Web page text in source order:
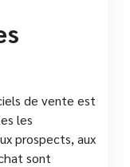
de vente est
les
prospects, aux
sont